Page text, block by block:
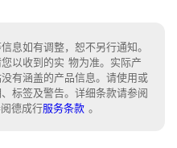
息如有调整，恕不另行通知。
以收到的实 物为准。实际产
有涵盖的产品信息。请使用或
标签及警告。详细条款请参阅
德成行服务条款 。